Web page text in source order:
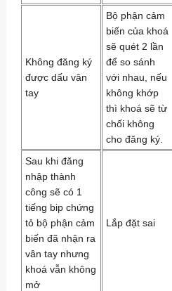
Không đăng ký
được dấu vân
tay
Bộ phận cảm
biến của khoá
sẽ quét 2 lần
để so sánh
với nhau, nếu
không khớp
thì khoá sẽ từ
chối không
cho đăng ký.
Sau khi đăng
nhập thành
công sẽ có 1
tiếng bip chứng
tỏ bộ phận cảm
biến đã nhận ra
vân tay nhưng
khoá vẫn không
mở
Lắp đặt sai